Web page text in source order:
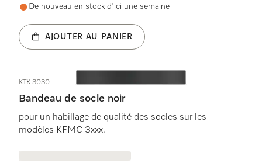
De nouveau en stock d'ici une semaine
AJOUTER AU PANIER
KTK 3030
Bandeau de socle noir
pour un habillage de qualité des socles sur les
modèles KFMC 3xxx.